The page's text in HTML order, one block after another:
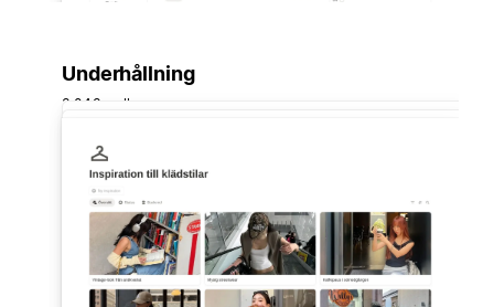
Underhållning
3 043 mallar